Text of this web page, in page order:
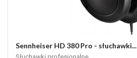
Sennheiser HD 380 Pro - słuchawki...